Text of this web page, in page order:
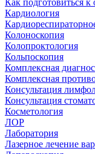
Кардиология
Колоноскопия
Колопроктология
Кольпоскопия
Комплексная
Комплексная
Консультация
Консультация
Косметология
ЛОР
Лаборатория
Лазерное лечение